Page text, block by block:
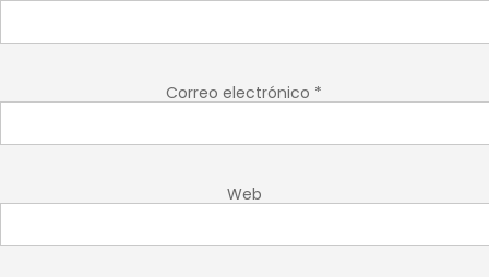
Correo electrónico *
Web